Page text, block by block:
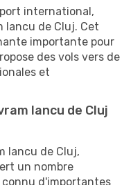
international,
Iancu de Cluj. Cet
importante pour
des vols vers de
et
Iancu de Cluj
Iancu de Cluj,
un nombre
d'importantes